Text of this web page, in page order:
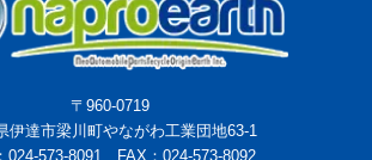
〒960-0719
伊達市梁川町やながわ工業団地63-1
024-573-8091 FAX：024-573-8092